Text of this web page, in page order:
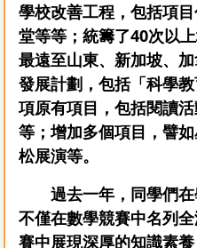
學校改善工程，包括項
堂等等；統籌了40次以
最遠至山東、新加坡、
發展計劃，包括「科學
項原有項目，包括閱讀
等；增加多個項目，譬
松展演等。
過去一年，同學們
不僅在數學競賽中名列
賽中展現深厚的知識素